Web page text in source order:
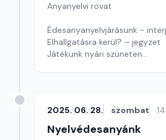
Anyanyelvi rovat
Édesanyanyelvjárásunk -
Elhallgatásra kerül? – jegyzet
Játékunk nyári szüneten
2025. 06. 28. szombat
Nyelvédesanyánk